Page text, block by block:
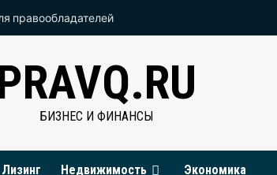
правообладателей
БИЗНЕС И ФИНАНСЫ
Лизинг Недвижимость Экономика